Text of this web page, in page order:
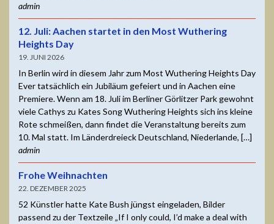
admin
12. Juli: Aachen startet in den Most Wuthering
Heights Day
19. JUNI 2026
In Berlin wird in diesem Jahr zum Most Wuthering Heights Day
Ever tatsächlich ein Jubiläum gefeiert und in Aachen eine
Premiere. Wenn am 18. Juli im Berliner Görlitzer Park gewohnt
viele Cathys zu Kates Song Wuthering Heights sich ins kleine
Rote schmeißen, dann findet die Veranstaltung bereits zum
10. Mal statt. Im Länderdreieck Deutschland, Niederlande, […]
admin
Frohe Weihnachten
22. DEZEMBER 2025
52 Künstler hatte Kate Bush jüngst eingeladen, Bilder
passend zu der Textzeile „If I only could, I’d make a deal with